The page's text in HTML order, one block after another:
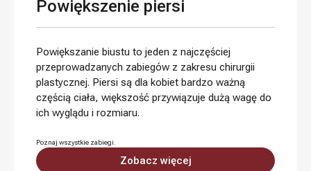
Powiększenie piersi
Powiększanie biustu to jeden z najczęściej
przeprowadzanych zabiegów z zakresu chirurgii
plastycznej. Piersi są dla kobiet bardzo ważną
częścią ciała, większość przywiązuje dużą wagę do
ich wyglądu i rozmiaru.
Poznaj wszystkie zabiegi.
Zobacz więcej